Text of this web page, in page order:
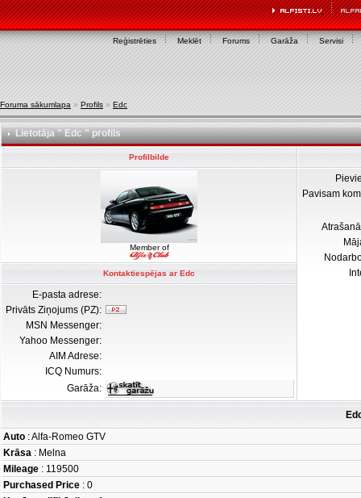
Reģistrēties Meklēt Forums Garāža Servisi
Foruma sākumlapa » Profils » Edc
Lietotāja " Edc " profils
Profilbilde
Member of
Pavisam
Kontaktiespējas ar Edc
E-pasta adrese:
Privāts Ziņojums (PZ):
MSN Messenger:
Yahoo Messenger:
AIM Adrese:
ICQ Numurs:
Garāža:
Auto : Alfa-Romeo GTV
Krāsa : Melna
Mileage : 119500
Purchased Price : 0